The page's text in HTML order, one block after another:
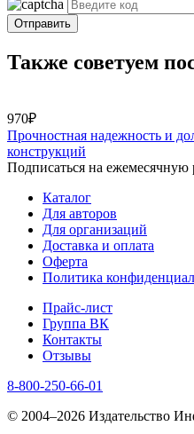
Отправить
Также советуем
970₽
Прочностная надежность и
конструкций
Подписаться на ежемесячную
Каталог
Для авторов
Для организаций
Доставка и оплата
Оферта
Политика
Прайс-лист
Группа ВК
Контакты
Отзывы
8-800-250-66-01
© 2004–2026 Издательство